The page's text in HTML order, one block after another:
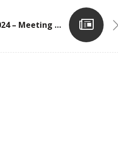
27.07.2024 – Meeting Voor Mon In Kessel-Lo (BEL)